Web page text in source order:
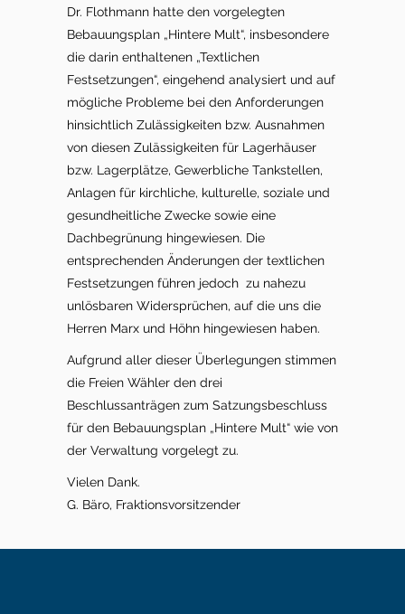
Dr. Flothmann hatte den vorgelegten
Bebauungsplan „Hintere Mult“, insbesondere
die darin enthaltenen „Textlichen
Festsetzungen“, eingehend analysiert und auf
mögliche Probleme bei den Anforderungen
hinsichtlich Zulässigkeiten bzw. Ausnahmen
von diesen Zulässigkeiten für Lagerhäuser
bzw. Lagerplätze, Gewerbliche Tankstellen,
Anlagen für kirchliche, kulturelle, soziale und
gesundheitliche Zwecke sowie eine
Dachbegrünung hingewiesen. Die
entsprechenden Änderungen der textlichen
Festsetzungen führen jedoch zu nahezu
unlösbaren Widersprüchen, auf die uns die
Herren Marx und Höhn hingewiesen haben.
Aufgrund aller dieser Überlegungen stimmen
die Freien Wähler den drei
Beschlussanträgen zum Satzungsbeschluss
für den Bebauungsplan „Hintere Mult“ wie von
der Verwaltung vorgelegt zu.
Vielen Dank.
G. Bäro, Fraktionsvorsitzender